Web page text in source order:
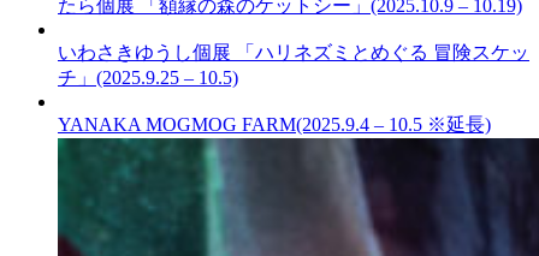
たら個展 「額縁の森のケットシー」(2025.10.9 – 10.19)
いわさきゆうし個展 「ハリネズミとめぐる 冒険スケッ
チ」(2025.9.25 – 10.5)
YANAKA MOGMOG FARM(2025.9.4 – 10.5 ※延長)